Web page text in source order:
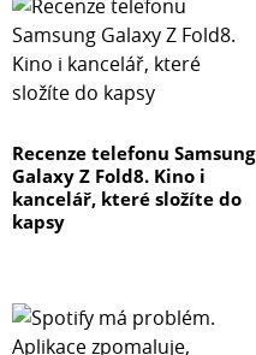
Recenze telefonu Samsung
Galaxy Z Fold8. Kino i
kancelář, které složíte do
kapsy